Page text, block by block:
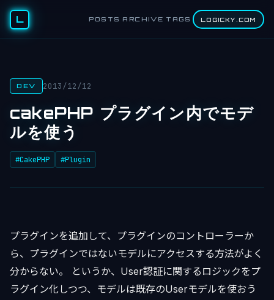
L POSTS ARCHIVE TAGS LOGICKY.COM
DEV 2013/12/12
cakePHP プラグイン内でモデ
ルを使う
#CakePHP #Plugin
プラグインを追加して、プラグインのコントローラーか
ら、プラグインではないモデルにアクセスする方法がよく
分からない。 というか、User認証に関するロジックをプ
ラグイン化しつつ、モデルは既存のUserモデルを使おう